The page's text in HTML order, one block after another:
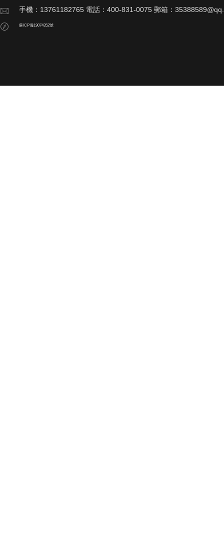
手機：13761182765 電話：400-831-0075 郵箱：
蘇ICP備19074352號